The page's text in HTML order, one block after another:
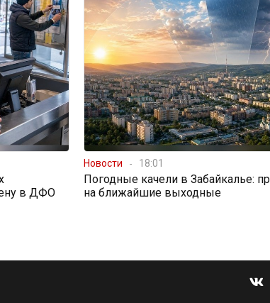
в ДФО
Новости 18:01
Погодные качели в Забайкалье:
на ближайшие выходные